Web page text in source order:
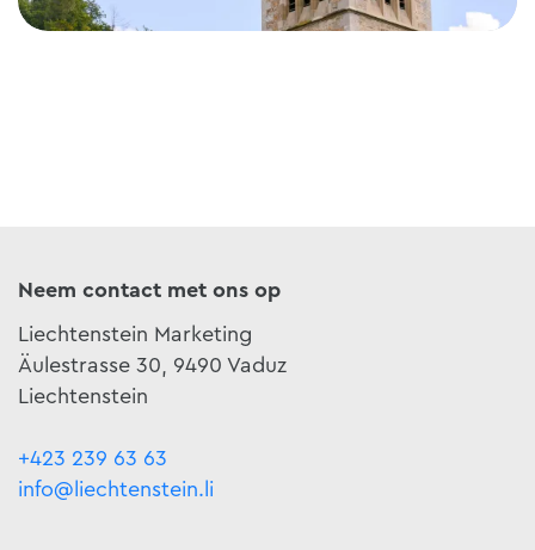
St Florin's Kathedraal
Neem contact met ons op
Liechtenstein Marketing
Äulestrasse 30, 9490 Vaduz
Liechtenstein
+423 239 63 63
info@liechtenstein.li